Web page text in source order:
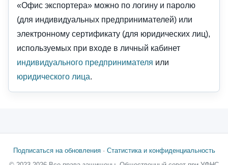
«Офис экспортера» можно по логину и паролю
(для индивидуальных предпринимателей) или
электронному сертификату (для юридических лиц),
используемых при входе в личный кабинет
индивидуального предпринимателя или
юридического лица.
Подписаться на обновления· Статистика и конфиденциальность